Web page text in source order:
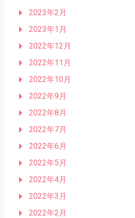
2023年2月
2023年1月
2022年12月
2022年11月
2022年10月
2022年9月
2022年8月
2022年7月
2022年6月
2022年5月
2022年4月
2022年3月
2022年2月